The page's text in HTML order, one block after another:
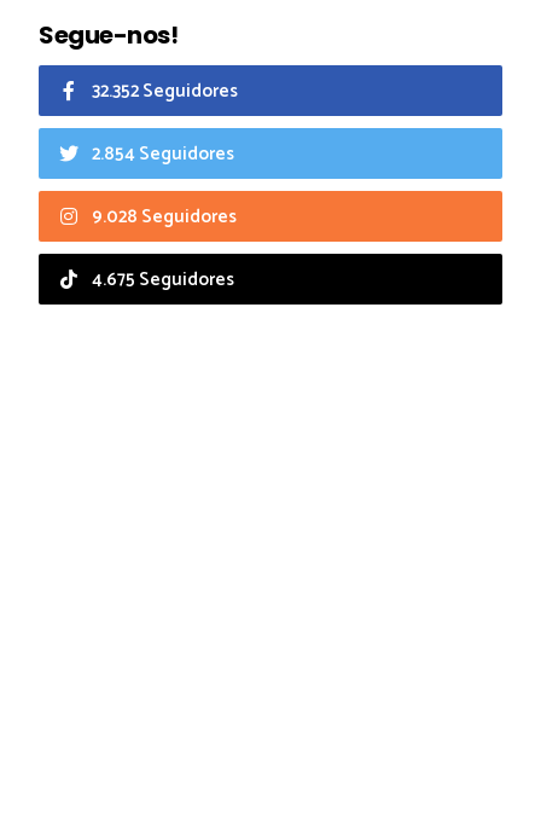
Segue-nos!
32.352 Seguidores
2.854 Seguidores
9.028 Seguidores
4.675 Seguidores